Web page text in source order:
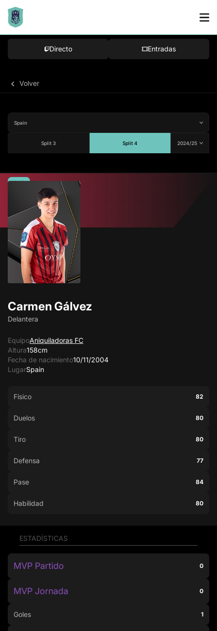
Directo Entradas
Volver
Split 3 Split 4
Carmen Gálvez
Delantera
EquipoAniquiladoras FC
Altura158cm
Fecha de nacimiento10/11/2004
LugarSpain
Media
Físico 82
Duelos 80
Tiro 80
Defensa 77
Pase 84
Habilidad 80
ESTADÍSTICAS
MVP Partido 0
MVP Jornada 0
Goles 1